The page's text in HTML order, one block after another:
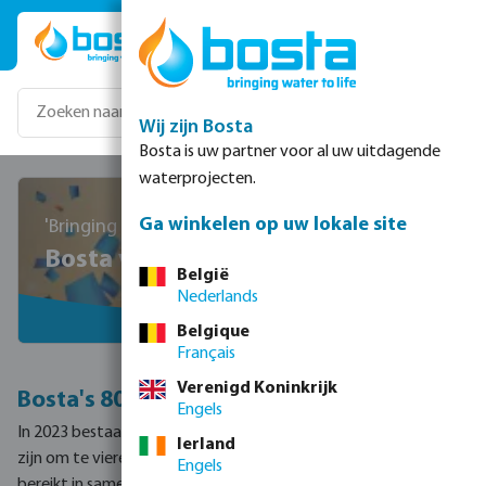
Ga naar de hoofdinhoud
'Bringing water to life' sinds 1943
Bosta viert het 80-jarig bestaan!
Bosta's 80e verjaardag
In 2023 bestaat Bosta 80 jaar en we kunnen niet enthousiaster
zijn om te vieren wat Megagroup door de jaren heen heeft
Wij zijn Bosta
Bosta is uw partner voor al uw uitdagende
waterprojecten.
Ga winkelen op uw lokale site
België
Nederlands
Belgique
Français
Verenigd Koninkrijk
Engels
Ierland
Engels